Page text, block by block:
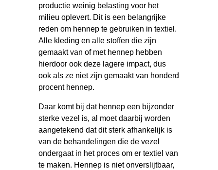
productie weinig belasting voor het
milieu oplevert. Dit is een belangrijke
reden om hennep te gebruiken in textiel.
Alle kleding en alle stoffen die zijn
gemaakt van of met hennep hebben
hierdoor ook deze lagere impact, dus
ook als ze niet zijn gemaakt van honderd
procent hennep.
Daar komt bij dat hennep een bijzonder
sterke vezel is, al moet daarbij worden
aangetekend dat dit sterk afhankelijk is
van de behandelingen die de vezel
ondergaat in het proces om er textiel van
te maken. Hennep is niet onverslijtbaar,